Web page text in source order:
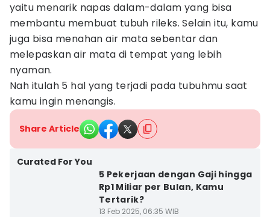
yaitu menarik napas dalam-dalam yang bisa
membantu membuat tubuh rileks. Selain itu, kamu
juga bisa menahan air mata sebentar dan
melepaskan air mata di tempat yang lebih
nyaman.
Nah itulah 5 hal yang terjadi pada tubuhmu saat
kamu ingin menangis.
Share Article
Curated For You
5 Pekerjaan dengan Gaji hingga
Rp1 Miliar per Bulan, Kamu
Tertarik?
13 Feb 2025, 06:35 WIB